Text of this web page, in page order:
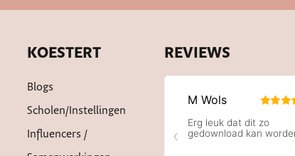
KOESTERT
Blogs
Scholen/instellingen
Influencers /
REVIEWS